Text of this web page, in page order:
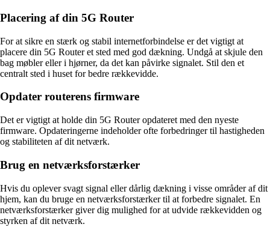
Placering af din 5G Router
For at sikre en stærk og stabil internetforbindelse er det vigtigt at
placere din 5G Router et sted med god dækning. Undgå at skjule den
bag møbler eller i hjørner, da det kan påvirke signalet. Stil den et
centralt sted i huset for bedre rækkevidde.
Opdater routerens firmware
Det er vigtigt at holde din 5G Router opdateret med den nyeste
firmware. Opdateringerne indeholder ofte forbedringer til hastigheden
og stabiliteten af ​​dit netværk.
Brug en netværksforstærker
Hvis du oplever svagt signal eller dårlig dækning i visse områder af dit
hjem, kan du bruge en netværksforstærker til at forbedre signalet. En
netværksforstærker giver dig mulighed for at udvide rækkevidden og
styrken af dit netværk.